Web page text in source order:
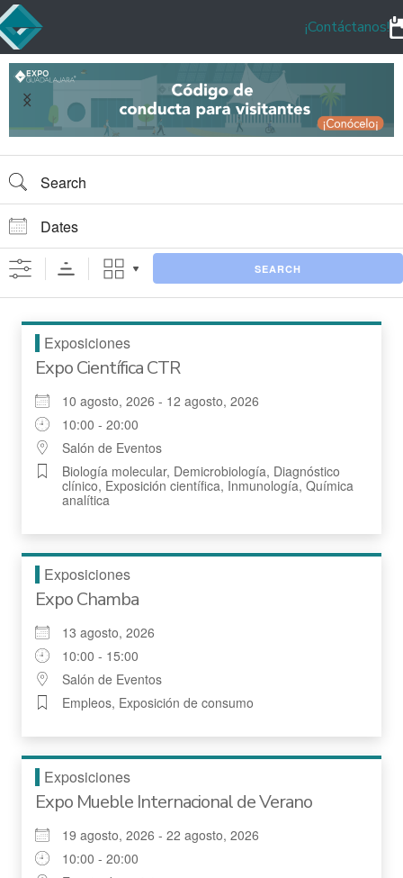
¡Contáctanos!
SEARCH
Exposiciones
Expo Científica CTR
10 agosto, 2026 - 12 agosto, 2026
10:00 - 20:00
Salón de Eventos
Biología molecular, Demicrobiología, Diagnóstico
clínico, Exposición científica, Inmunología, Química
analítica
Exposiciones
Expo Chamba
13 agosto, 2026
10:00 - 15:00
Salón de Eventos
Empleos, Exposición de consumo
Exposiciones
Expo Mueble Internacional de Verano
19 agosto, 2026 - 22 agosto, 2026
10:00 - 20:00